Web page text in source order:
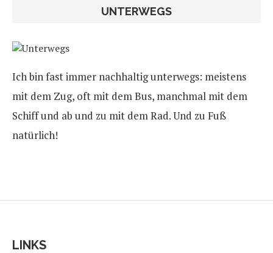
UNTERWEGS
Ich bin fast immer nachhaltig unterwegs: meistens
mit dem Zug, oft mit dem Bus, manchmal mit dem
Schiff und ab und zu mit dem Rad. Und zu Fuß
natürlich!
LINKS